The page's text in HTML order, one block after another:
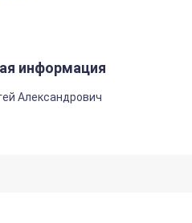
информация
Александрович